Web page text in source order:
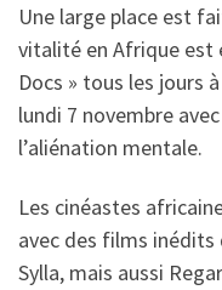
Une large place est
vitalité en Afrique est
Docs » tous les jours
lundi 7 novembre
l’aliénation mentale.
Les cinéastes
avec des films inédits
Sylla, mais aussi